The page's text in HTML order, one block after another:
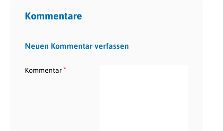
Kommentare
Neuen Kommentar verfassen
Kommentar*